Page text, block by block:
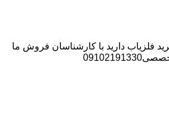
فلزیاب دارید با کارشناسان فروش ما